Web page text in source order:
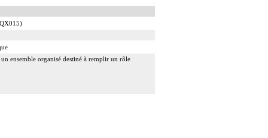
ensemble organisé destiné à remplir un rôle
non distingués les uns des autres lors du